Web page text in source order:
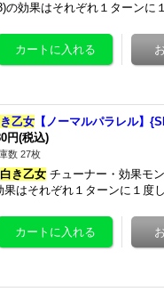
の効果はそれぞれ１ターン
乙女 【ノーマルパラレル】
円(税込)
数 27枚
白き乙女 チューナー・効果モ
果はそれぞれ１ターンに１度